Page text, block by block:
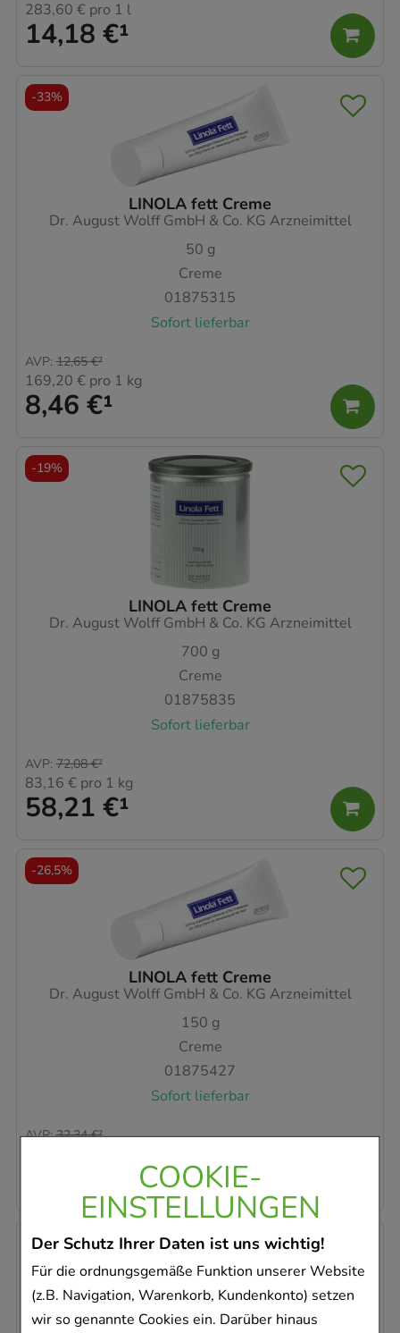
COOKIE-
EINSTELLUNGEN
Der Schutz Ihrer Daten ist uns wichtig!
Für die ordnungsgemäße Funktion unserer Website
(z.B. Navigation, Warenkorb, Kundenkonto) setzen
wir so genannte Cookies ein. Darüber hinaus
14,18 €¹
283,60 € pro 1 l
LINOLA fett Creme
Dr. August Wolff GmbH & Co. KG Arzneimittel
50 g
Creme
01875315
Sofort lieferbar
8,46 €¹
AVP: 12,65 €²
169,20 € pro 1 kg
-33%
LINOLA fett Creme
Dr. August Wolff GmbH & Co. KG Arzneimittel
700 g
Creme
01875835
Sofort lieferbar
58,21 €¹
AVP: 72,08 €²
83,16 € pro 1 kg
-19%
LINOLA fett Creme
Dr. August Wolff GmbH & Co. KG Arzneimittel
150 g
Creme
01875427
Sofort lieferbar
AVP:32,34 €²
-26,5%